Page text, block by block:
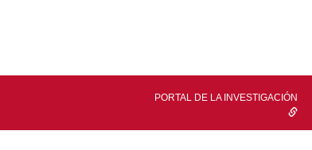
PORTAL DE LA INVESTIGACIÓN